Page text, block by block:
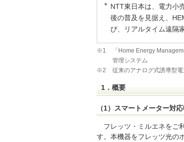
NTT東日本は、電力小
後の普及を見据え、
び、リアルタイム遠隔
※1
「Home Energy
管理システム
※2
従来のアナログ式誘導型
1．概要
（1）スマートメーター対
フレッツ・ミルエネをご
す。本機器をフレッツ光の